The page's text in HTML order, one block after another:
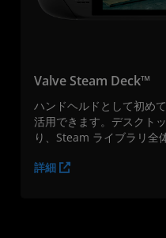
Valve Steam Deck™
ハンドヘルドとして初め
活用できます。デスクト
り、Steam ライブラリ全
詳細